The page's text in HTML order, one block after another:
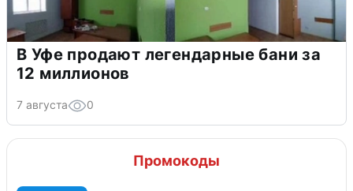
В Уфе продают легендарные бани за
12 миллионов
7 августа 0
Промокоды